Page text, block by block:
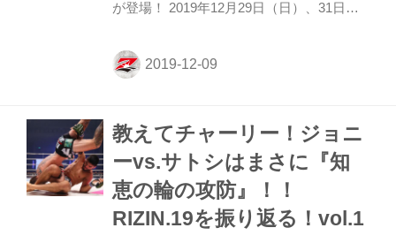
が登場！ 2019年12月29日（日）、31日
されるBELLATOR JAPAN / RIZIN.20で
RIZIN × イープラスコラボ特別シートが発
が必ずもらえるだけでなく、大晦日大会で
選手が実際に使用したグローブや、大会で
使われたリングマット（裁断し、額装した
ものになります）、また試合当日にライト
級GP出場選手へ花束贈呈、さらに優勝者
へ優勝ベルトを贈呈するチャンスが抽選で
教えてチャーリー！ジョニ
ーvs.サトシはまさに『知
恵の輪の攻防』！！
RIZIN.19を振り返る！vol.1